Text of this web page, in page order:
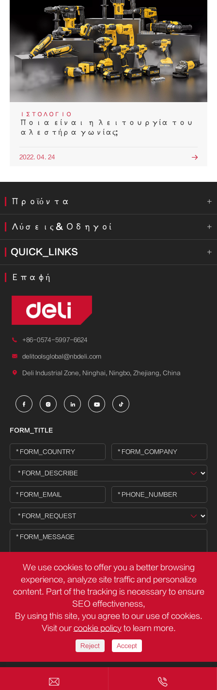
ΙΣΤΟΛΌΓΙΟ
Ποια είναι η λειτουργία του
αλεστήρα γωνίας;
2022. 04. 24 
Προϊόντα 
Λύσεις & Οδηγοί 
QUICK_LINKS 
Επαφή
 +86-0574-5997-6624
 delitoolsglobal@nbdeli.com
 Deli Industrial Zone, Ninghai, Ningbo, Zhejiang, China
    
FORM_TITLE
FOOTER_COPY ©Deli Group Co.,Ltd. TY_ALL_RESERVED
Χώρος ιστοσελίδας
Πολιτική απορρήτου
 
We use cookies to offer you a better browsing
experience, analyze site traffic and personalize
content. Part of the tracking is necessary to ensure
SEO effectiveness,
By using this site, you agree to our use of cookies.
Visit our cookie policyto learn more.
Reject Accept